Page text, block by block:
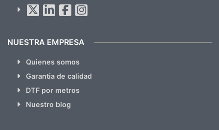
hacemos Spam)
NUESTRA EMPRESA
Quienes somos
Garantia de calidad
DTF por metros
Nuestro blog